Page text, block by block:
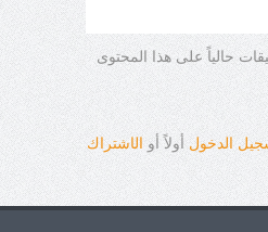
حالياً على هذا المحتوى
الدخول أولاً أو الاشتراك